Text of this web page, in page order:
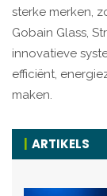
sterke merken,
Gobain Glass,
innovatieve
efficiënt,
maken.
ARTIKELS